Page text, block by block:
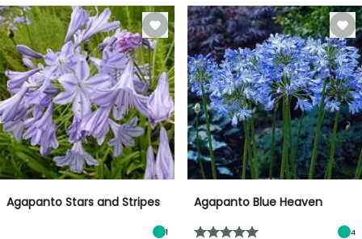
Agapanto Stars and Stripes
1
Agapanto Blue Heaven
4